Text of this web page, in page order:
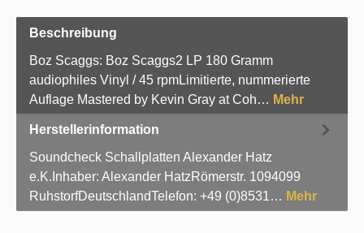
Beschreibung
Boz Scaggs: Boz Scaggs2 LP 180 Gramm
audiophiles Vinyl / 45 rpmLimitierte, nummerierte
Auflage Mastered by Kevin Gray at Coh… Mehr
Herstellerinformation
Soundcheck Schallplatten Alexander Hatz
e.K.Inhaber: Alexander HatzRömerstr. 1094099
RuhstorfDeutschlandTelefon: +49 (0)8531… Mehr